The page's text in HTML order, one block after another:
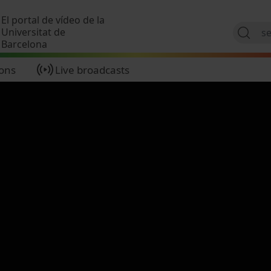
El portal de vídeo de la
Universitat de
Barcelona
Live broadcasts